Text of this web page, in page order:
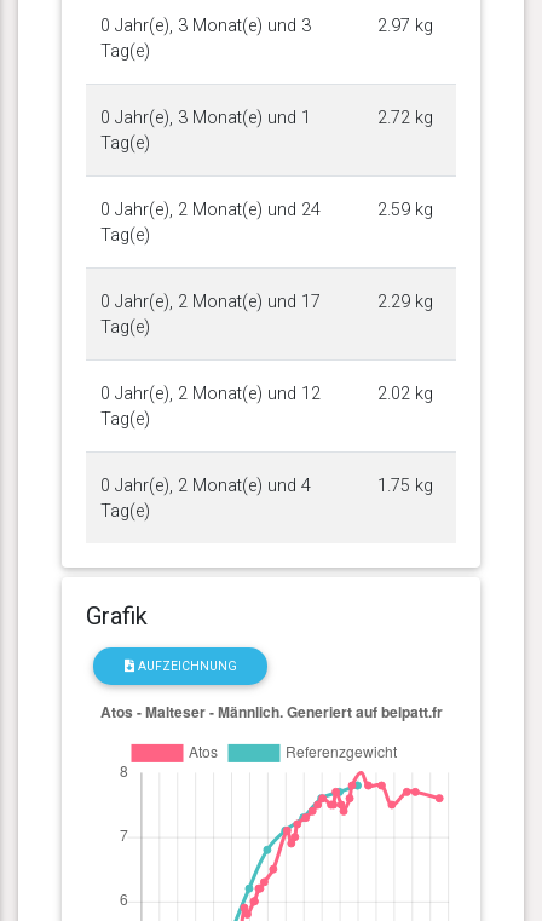
0 Jahr(e), 3 Monat(e) und 3
Tag(e)
2.97 kg
0 Jahr(e), 3 Monat(e) und 1
Tag(e)
2.72 kg
0 Jahr(e), 2 Monat(e) und 24
Tag(e)
2.59 kg
0 Jahr(e), 2 Monat(e) und 17
Tag(e)
2.29 kg
0 Jahr(e), 2 Monat(e) und 12
Tag(e)
2.02 kg
0 Jahr(e), 2 Monat(e) und 4
Tag(e)
1.75 kg
Grafik
AUFZEICHNUNG